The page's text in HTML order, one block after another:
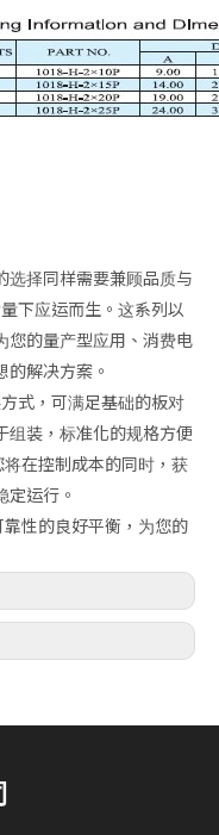
选择同样需要兼顾品质与
下应运而生。这系列以
您的量产型应用、消费电
解决方案。
式，可满足基础的板对
组装，标准化的规格方便
在控制成本的同时，获
运行。
性的良好平衡，为您的